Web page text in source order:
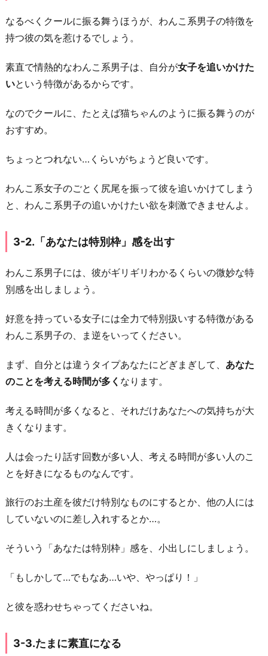
なるべくクールに振る舞うほうが、わんこ系男子の特徴を
持つ彼の気を惹けるでしょう。
素直で情熱的なわんこ系男子は、自分が女子を追いかけた
いという特徴があるからです。
なのでクールに、たとえば猫ちゃんのように振る舞うのが
おすすめ。
ちょっとつれない…くらいがちょうど良いです。
わんこ系女子のごとく尻尾を振って彼を追いかけてしまう
と、わんこ系男子の追いかけたい欲を刺激できませんよ。
3-2.「あなたは特別枠」感を出す
わんこ系男子には、彼がギリギリわかるくらいの微妙な特
別感を出しましょう。
好意を持っている女子には全力で特別扱いする特徴がある
わんこ系男子の、ま逆をいってください。
まず、自分とは違うタイプあなたにどぎまぎして、 あなた
のことを考える時間が多く なります。
考える時間が多くなると、それだけあなたへの気持ちが大
きくなります。
人は会ったり話す回数が多い人、考える時間が多い人のこ
とを好きになるものなんです。
旅行のお土産を彼だけ特別なものにするとか、他の人には
していないのに差し入れするとか…。
そういう「あなたは特別枠」感を、小出しにしましょう。
「もしかして…でもなあ…いや、やっぱり！」
と彼を惑わせちゃってくださいね。
3-3.たまに素直になる